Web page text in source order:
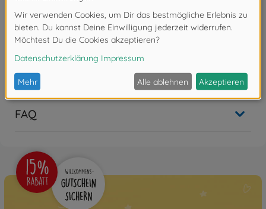
Achtung! Nicht geeignet für Kinder unter 3
Jahren. Erstickungsgefahr durch Kleinteile.
Bewertungen (1)
FAQ